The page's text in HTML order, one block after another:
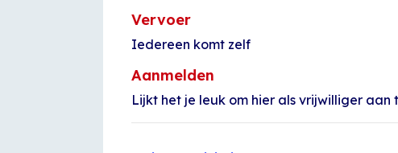
Vervoer
Iedereen komt zelf
Aanmelden
Lijkt het je leuk om hier als vrijwilliger